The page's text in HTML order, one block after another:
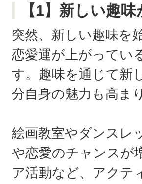
【1】新しい趣
突然、新しい趣味を
恋愛運が上がってい
す。趣味を通じて新
分自身の魅力も高ま
絵画教室やダンスレ
や恋愛のチャンスが
ア活動など、アクテ